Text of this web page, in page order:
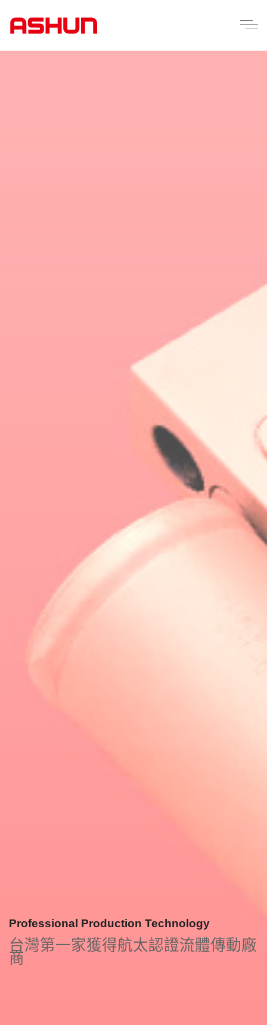
Professional Production Technology
台灣第一家獲得航太認證流體傳動廠
商